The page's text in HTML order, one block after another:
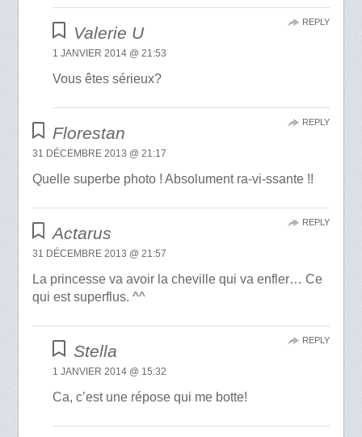
Valerie U
1 JANVIER 2014 @ 21:53
Vous êtes sérieux?
REPLY
Florestan
31 DÉCEMBRE 2013 @ 21:17
Quelle superbe photo ! Absolument ra-vi-ssante !!
REPLY
Actarus
31 DÉCEMBRE 2013 @ 21:57
La princesse va avoir la cheville qui va enfler… Ce
qui est superflus. ^^
REPLY
Stella
1 JANVIER 2014 @ 15:32
Ca, c’est une répose qui me botte!
REPLY